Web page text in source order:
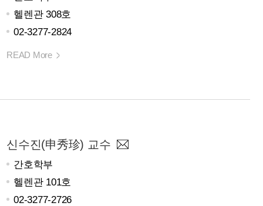
헬렌관 308호
02-3277-2824
READ More
신수진(申秀珍) 교수
간호학부
헬렌관 101호
02-3277-2726